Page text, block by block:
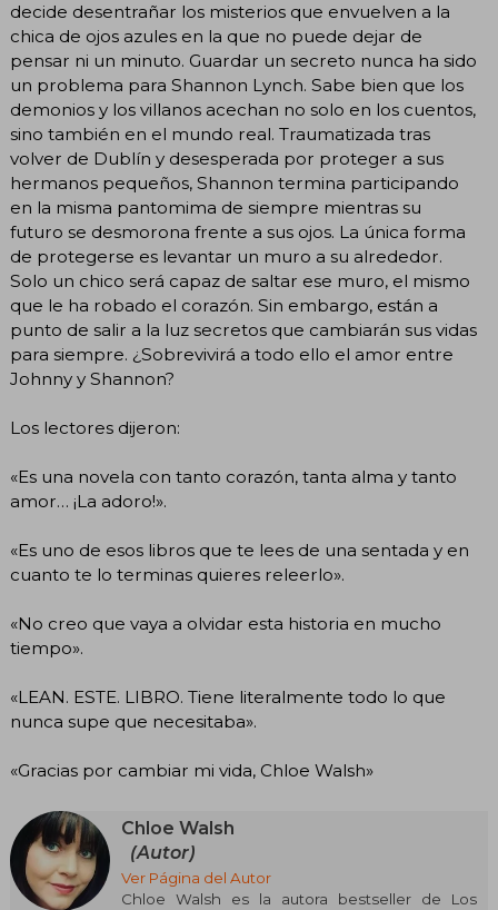
decide desentrañar los misterios que envuelven a la
chica de ojos azules en la que no puede dejar de
pensar ni un minuto. Guardar un secreto nunca ha sido
un problema para Shannon Lynch. Sabe bien que los
demonios y los villanos acechan no solo en los cuentos,
sino también en el mundo real. Traumatizada tras
volver de Dublín y desesperada por proteger a sus
hermanos pequeños, Shannon termina participando
en la misma pantomima de siempre mientras su
futuro se desmorona frente a sus ojos. La única forma
de protegerse es levantar un muro a su alrededor.
Solo un chico será capaz de saltar ese muro, el mismo
que le ha robado el corazón. Sin embargo, están a
punto de salir a la luz secretos que cambiarán sus vidas
para siempre. ¿Sobrevivirá a todo ello el amor entre
Johnny y Shannon?
Los lectores dijeron:
«Es una novela con tanto corazón, tanta alma y tanto
amor… ¡La adoro!».
«Es uno de esos libros que te lees de una sentada y en
cuanto te lo terminas quieres releerlo».
«No creo que vaya a olvidar esta historia en mucho
tiempo».
«LEAN. ESTE. LIBRO. Tiene literalmente todo lo que
nunca supe que necesitaba».
«Gracias por cambiar mi vida, Chloe Walsh»
Chloe Walsh
(Autor)
Ver Página del Autor
Chloe Walsh es la autora bestseller de Los